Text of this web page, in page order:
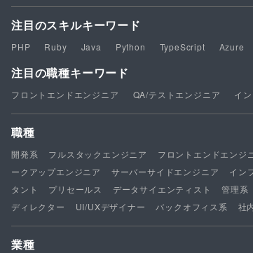
注目のスキルキーワード
PHP Ruby Java Python TypeScript Azure
注目の職種キーワード
フロントエンドエンジニア QA/テストエンジニア イ
職種
開発系 フルスタックエンジニア フロントエンドエンジ
ークアップエンジニア
サーバーサイドエンジニア イン
タント
プリセールス データサイエンティスト 管理系
ディレクター
UI/UXデザイナー バックオフィス系 社
業種